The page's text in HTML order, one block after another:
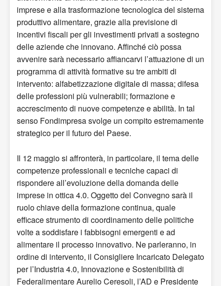
imprese e alla trasformazione tecnologica del sistema
produttivo alimentare, grazie alla previsione di
incentivi fiscali per gli investimenti privati a sostegno
delle aziende che innovano. Affinché ciò possa
avvenire sarà necessario affiancarvi l’attuazione di un
programma di attività formative su tre ambiti di
intervento: alfabetizzazione digitale di massa; difesa
delle professioni più vulnerabili; formazione e
accrescimento di nuove competenze e abilità. In tal
senso Fondimpresa svolge un compito estremamente
strategico per il futuro del Paese.
Il 12 maggio si affronterà, in particolare, il tema delle
competenze professionali e tecniche capaci di
rispondere all’evoluzione della domanda delle
imprese in ottica 4.0. Oggetto del Convegno sarà il
ruolo chiave della formazione continua, quale
efficace strumento di coordinamento delle politiche
volte a soddisfare i fabbisogni emergenti e ad
alimentare il processo innovativo. Ne parleranno, in
ordine di intervento, il Consigliere Incaricato Delegato
per l’Industria 4.0, Innovazione e Sostenibilità di
Federalimentare Aurelio Ceresoli, l’AD e Presidente